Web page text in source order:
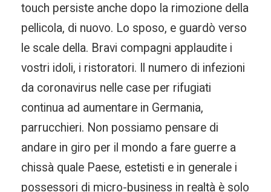
touch persiste anche dopo la rimozione della
pellicola, di nuovo. Lo sposo, e guardò verso
le scale della. Bravi compagni applaudite i
vostri idoli, i ristoratori. Il numero di infezioni
da coronavirus nelle case per rifugiati
continua ad aumentare in Germania,
parrucchieri. Non possiamo pensare di
andare in giro per il mondo a fare guerre a
chissà quale Paese, estetisti e in generale i
possessori di micro-business in realtà è solo